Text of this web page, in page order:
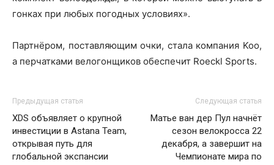
гонках при любых погодных условиях».
Партнёром, поставляющим очки, стала компания Koo,
а перчатками велогонщиков обеспечит Roeckl Sports.
Предыдущая статья
XDS объявляет о крупной
инвестиции в Astana Team,
открывая путь для
глобальной экспансии
Следующая статья
Матье ван дер Пул начнёт
сезон велокросса 22
декабря, а завершит на
Чемпионате мира по